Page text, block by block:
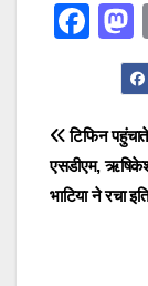
F
e
b
o
Post
टिफिन
एसडीएम, ऋषिकेश
भाटिया ने रचा